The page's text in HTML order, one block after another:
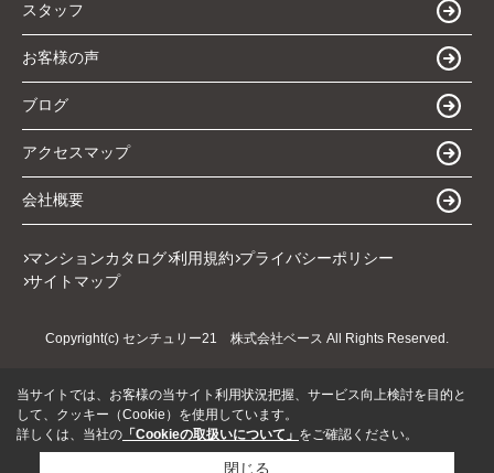
スタッフ
お客様の声
ブログ
アクセスマップ
会社概要
マンションカタログ 利用規約 プライバシーポリシー
サイトマップ
Copyright(c) センチュリー21 株式会社ベース All Rights Reserved.
当サイトでは、お客様の当サイト利用状況把握、サービス向上検討を目的と
して、クッキー（Cookie）を使用しています。
詳しくは、当社の 「Cookieの取扱いについて」 をご確認ください。
閉じる